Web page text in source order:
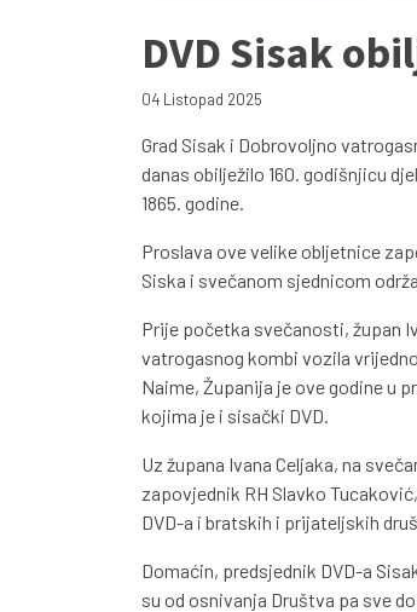
DVD Sisak
04 Listopad 2025
Grad Sisak i Dobrovoljno
danas obilježilo 160. godišnjicu
1865. godine.
Proslava ove velike obljetnice
Siska i svečanom sjednicom
Prije početka svečanosti, župan
vatrogasnog kombi vozila
Naime, Županija je ove godine u
kojima je i sisački DVD.
Uz župana Ivana Celjaka, na
zapovjednik RH Slavko
DVD-a i bratskih i prijateljskih
Domaćin, predsjednik DVD-a
su od osnivanja Društva pa sve